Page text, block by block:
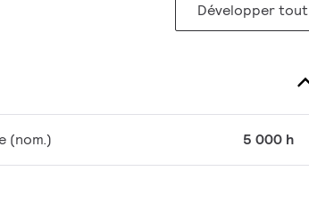
Développer tout
(nom.) 5 000 h